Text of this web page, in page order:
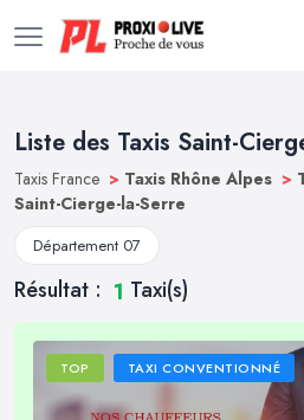
Liste des Taxis Saint-
Taxis France > Taxis Rhône Alpes >
Saint-Cierge-la-Serre
Département 07
Résultat : 1 Taxi(s)
TOP TAXI CONVENTIONNÉ